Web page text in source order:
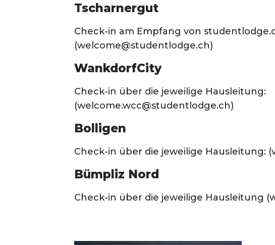
Tscharnergut
Check-in am Empfang von
(welcome@studentlodge.ch)
WankdorfCity
Check-in über die jeweilige Hausleitung:
(welcome.wcc@studentlodge.ch)
Bolligen
Check-in über die jeweilige Hausleitung:
Bümpliz Nord
Check-in über die jeweilige Hausleitung